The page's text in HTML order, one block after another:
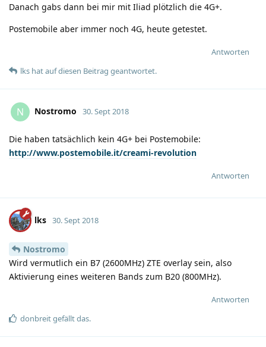
Danach gabs dann bei mir mit Iliad plötzlich die 4G+.
Postemobile aber immer noch 4G, heute getestet.
Antworten
lks hatauf diesen Beitrag geantwortet.
N Nostromo 30. Sept 2018
Die haben tatsächlich kein 4G+ bei Postemobile:
http://www.postemobile.it/creami-revolution
Antworten
lks 30. Sept 2018
Nostromo
Wird vermutlich ein B7 (2600MHz) ZTE overlay sein, also
Aktivierung eines weiteren Bands zum B20 (800MHz).
Antworten
donbreitgefällt das.